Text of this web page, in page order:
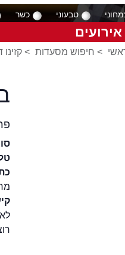
טבעוני כשר
אירועים
> חיפוש מסעדות >